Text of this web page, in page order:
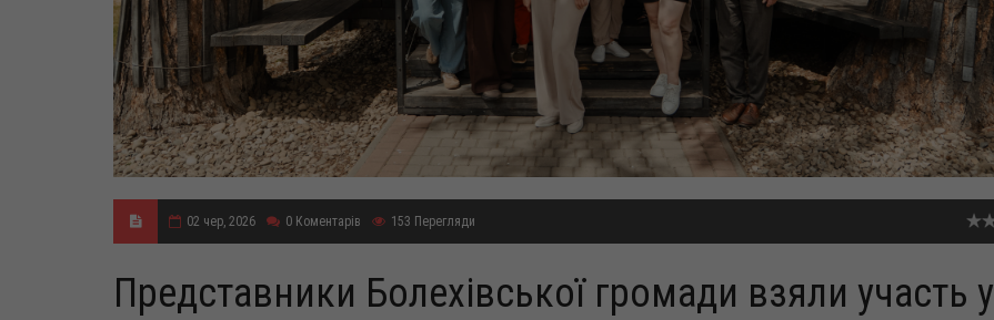
02 чер, 2026 0 Коментарів 153 Перегляди
Представники Болехівської громади взяли участь у